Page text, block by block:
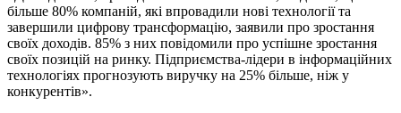
більше 80% компаній, які впровадили нові технології та
завершили цифрову трансформацію, заявили про зростання
своїх доходів. 85% з них повідомили про успішне зростання
своїх позицій на ринку. Підприємства-лідери в інформаційних
технологіях прогнозують виручку на 25% більше, ніж у
конкурентів».